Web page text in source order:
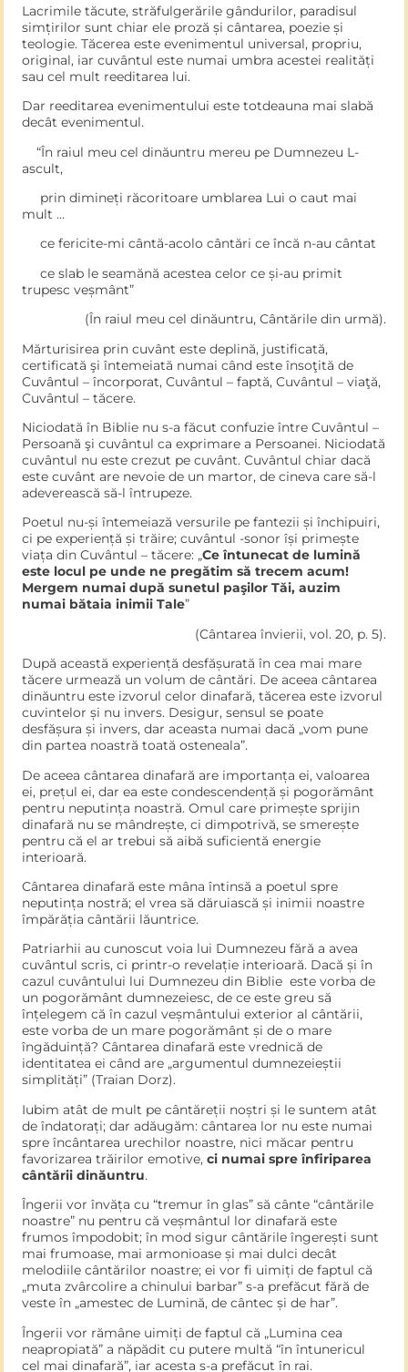
Lacrimile tăcute, străfulgerările gândurilor, paradisul
simțirilor sunt chiar ele proză și cântarea, poezie și
teologie. Tăcerea este evenimentul universal, propriu,
original, iar cuvântul este numai umbra acestei realități
sau cel mult reeditarea lui.
Dar reeditarea evenimentului este totdeauna mai slabă
decât evenimentul.
“În raiul meu cel dinăuntru mereu pe Dumnezeu L-
ascult,
prin dimineți răcoritoare umblarea Lui o caut mai
mult …
ce fericite-mi cântă-acolo cântări ce încă n-au cântat
ce slab le seamănă acestea celor ce și-au primit
trupesc veșmânt”
(În raiul meu cel dinăuntru, Cântările din urmă).
Mărturisirea prin cuvânt este deplină, justificată,
certificată şi întemeiată numai când este însoţită de
Cuvântul – încorporat, Cuvântul – faptă, Cuvântul – viaţă,
Cuvântul – tăcere.
Niciodată în Biblie nu s-a făcut confuzie între Cuvântul –
Persoană şi cuvântul ca exprimare a Persoanei. Niciodată
cuvântul nu este crezut pe cuvânt. Cuvântul chiar dacă
este cuvânt are nevoie de un martor, de cineva care să-l
adeverească să-l întrupeze.
Poetul nu-și întemeiază versurile pe fantezii și închipuiri,
ci pe experiență și trăire; cuvântul -sonor își primește
viața din Cuvântul – tăcere: „Ce întunecat de lumină
este locul pe unde ne pregătim să trecem acum!
Mergem numai după sunetul paşilor Tăi, auzim
numai bătaia inimii Tale”
(Cântarea învierii, vol. 20, p. 5).
După această experiență desfășurată în cea mai mare
tăcere urmează un volum de cântări. De aceea cântarea
dinăuntru este izvorul celor dinafară, tăcerea este izvorul
cuvintelor și nu invers. Desigur, sensul se poate
desfășura și invers, dar aceasta numai dacă „vom pune
din partea noastră toată osteneala”.
De aceea cântarea dinafară are importanța ei, valoarea
ei, prețul ei, dar ea este condescendență și pogorământ
pentru neputința noastră. Omul care primește sprijin
dinafară nu se mândrește, ci dimpotrivă, se smerește
pentru că el ar trebui să aibă suficientă energie
interioară.
Cântarea dinafară este mâna întinsă a poetul spre
neputința nostră; el vrea să dăruiască și inimii noastre
împărăția cântării lăuntrice.
Patriarhii au cunoscut voia lui Dumnezeu fără a avea
cuvântul scris, ci printr-o revelație interioară. Dacă și în
cazul cuvântului lui Dumnezeu din Biblie este vorba de
un pogorământ dumnezeiesc, de ce este greu să
înțelegem că în cazul veșmântului exterior al cântării,
este vorba de un mare pogorământ și de o mare
îngăduință? Cântarea dinafară este vrednică de
identitatea ei când are „argumentul dumnezeieștii
simplități” (Traian Dorz).
Iubim atât de mult pe cântăreții noștri și le suntem atât
de îndatorați; dar adăugăm: cântarea lor nu este numai
spre încântarea urechilor noastre, nici măcar pentru
favorizarea trăirilor emotive, ci numai spre înfiriparea
cântării dinăuntru.
Îngerii vor învăța cu “tremur în glas” să cânte “cântările
noastre” nu pentru că veșmântul lor dinafară este
frumos împodobit; în mod sigur cântările îngerești sunt
mai frumoase, mai armonioase și mai dulci decât
melodiile cântărilor noastre; ei vor fi uimiți de faptul că
„muta zvârcolire a chinului barbar” s-a prefăcut fără de
veste în „amestec de Lumină, de cântec și de har”.
Îngerii vor rămâne uimiți de faptul că „Lumina cea
neapropiată” a năpădit cu putere multă “în întunericul
cel mai dinafară”, iar acesta s-a prefăcut în rai.